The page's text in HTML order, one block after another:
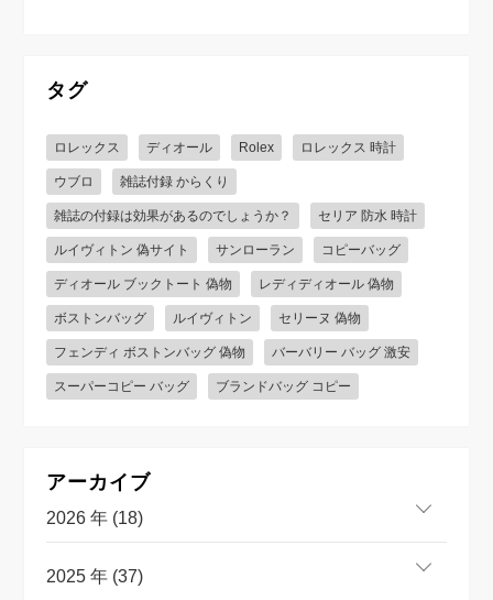
タグ
ロレックス ディオール Rolex ロレックス 時計
ウブロ 雑誌付録 からくり
雑誌の付録は効果があるのでしょうか？ セリア 防水 時計
ルイヴィトン 偽サイト サンローラン コピーバッグ
ディオール ブックトート 偽物 レディディオール 偽物
ボストンバッグ ルイヴィトン セリーヌ 偽物
フェンディ ボストンバッグ 偽物 バーバリー バッグ 激安
スーパーコピー バッグ ブランドバッグ コピー
アーカイブ
2026 年 (18)
2025 年 (37)